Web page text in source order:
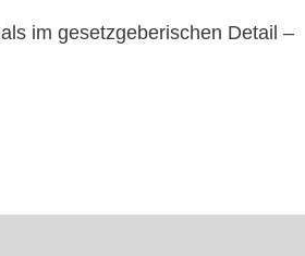
im gesetzgeberischen Detail –